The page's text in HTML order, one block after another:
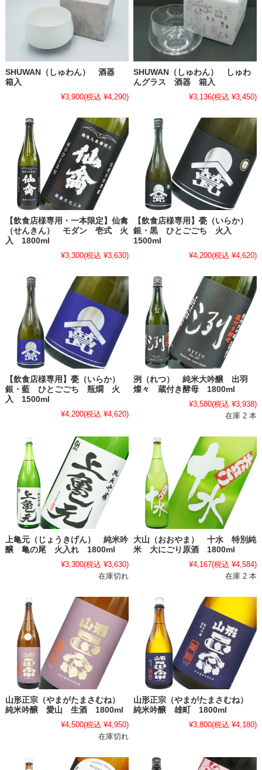
SHUWAN（しゅわん） 酒器
箱入
¥3,900(税込 ¥4,290)
SHUWAN（しゅわん） しゅわ
んグラス 酒器 箱入
¥3,136(税込 ¥3,450)
【飲食店様専用・一本限定】仙禽
（せんきん） モダン 壱式 火
入 1800ml
¥3,300(税込 ¥3,630)
【飲食店様専用】甍（いらか）
銀・黒 ひとごごち 火入
1500ml
¥4,200(税込 ¥4,620)
【飲食店様専用】甍（いらか）
銀・藍 ひとごごち 瓶燗 火
入 1500ml
¥4,200(税込 ¥4,620)
洌（れつ） 純米大吟醸 出羽
燦々 蔵付き酵母 1800ml
¥3,580(税込 ¥3,938)
在庫 2 本
上亀元（じょうきげん） 純米吟
醸 亀の尾 火入れ 1800ml
¥3,300(税込 ¥3,630)
在庫切れ
大山（おおやま） 十水 特別純
米 大にごり原酒 1800ml
¥4,167(税込 ¥4,584)
在庫 2 本
山形正宗（やまがたまさむね）
純米吟醸 愛山 生酒 1800ml
¥4,500(税込 ¥4,950)
在庫切れ
山形正宗（やまがたまさむね）
純米吟醸 雄町 1800ml
¥3,800(税込 ¥4,180)